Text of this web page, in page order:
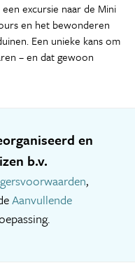
excursie naar de Mini
en het bewonderen
Een unieke kans om
– en dat gewoon
en
b.v.
,
Aanvullende